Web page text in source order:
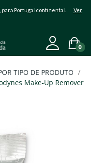
para Portugal continental. Ver
0
TIPO DE PRODUTO
Make-Up Remover